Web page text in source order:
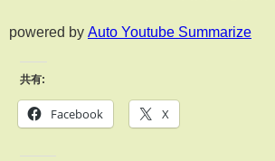
powered by Auto Youtube Summarize
共有:
Facebook X